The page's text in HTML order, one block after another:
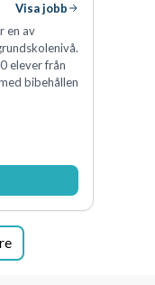
Visa jobb
en av
elever från
bibehållen